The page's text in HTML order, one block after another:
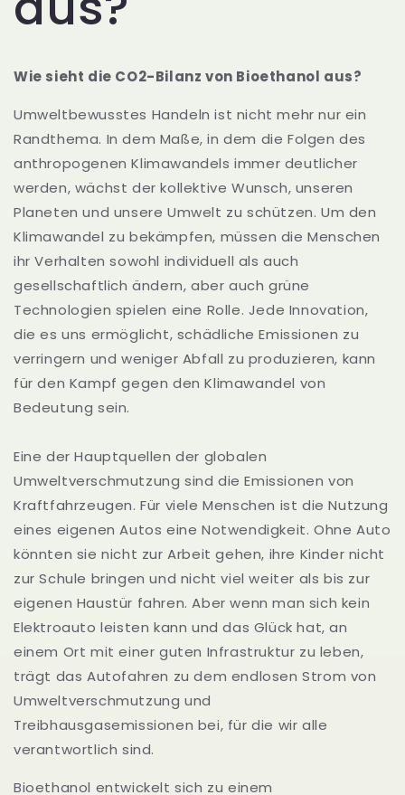
Wie sieht die CO2-Bilanz von Bioethanol aus?
Umweltbewusstes Handeln ist nicht mehr nur ein
Randthema. In dem Maße, in dem die Folgen des
anthropogenen Klimawandels immer deutlicher
werden, wächst der kollektive Wunsch, unseren
Planeten und unsere Umwelt zu schützen. Um den
Klimawandel zu bekämpfen, müssen die Menschen
ihr Verhalten sowohl individuell als auch
gesellschaftlich ändern, aber auch grüne
Technologien spielen eine Rolle. Jede Innovation,
die es uns ermöglicht, schädliche Emissionen zu
verringern und weniger Abfall zu produzieren, kann
für den Kampf gegen den Klimawandel von
Bedeutung sein.
Eine der Hauptquellen der globalen
Umweltverschmutzung sind die Emissionen von
Kraftfahrzeugen. Für viele Menschen ist die Nutzung
eines eigenen Autos eine Notwendigkeit. Ohne Auto
könnten sie nicht zur Arbeit gehen, ihre Kinder nicht
zur Schule bringen und nicht viel weiter als bis zur
eigenen Haustür fahren. Aber wenn man sich kein
Elektroauto leisten kann und das Glück hat, an
einem Ort mit einer guten Infrastruktur zu leben,
trägt das Autofahren zu dem endlosen Strom von
Umweltverschmutzung und
Treibhausgasemissionen bei, für die wir alle
verantwortlich sind.
Bioethanol entwickelt sich zu einem